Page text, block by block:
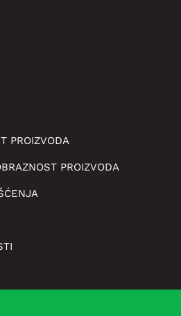
PROIZVODA
PROIZVODA